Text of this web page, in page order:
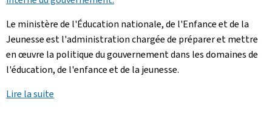
Le ministère de l'Éducation nationale, de l'Enfance et de la
Jeunesse est l'administration chargée de préparer et mettre
en œuvre la politique du gouvernement dans les domaines de
l'éducation, de l'enfance et de la jeunesse.
Lire la suite